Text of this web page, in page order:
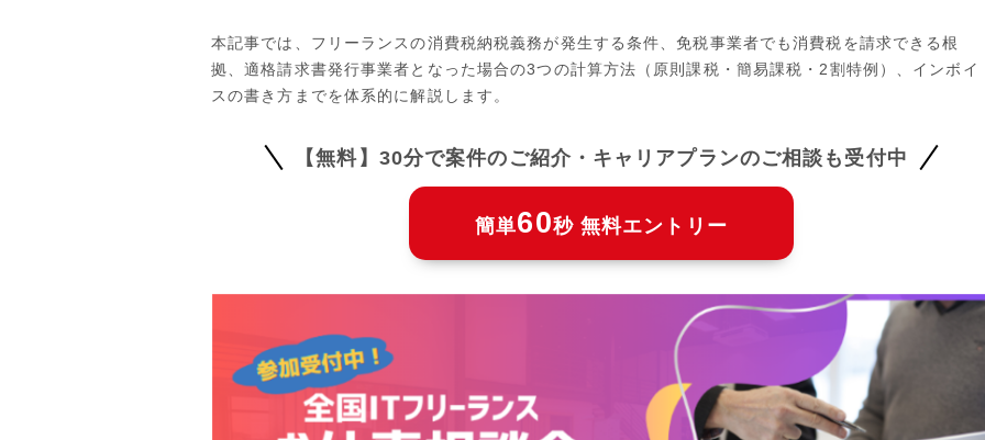
本記事では、フリーランスの消費税納税義務が発生する条件、免税事業者でも消費税を請求できる根
拠、適格請求書発行事業者となった場合の3つの計算方法（原則課税・簡易課税・2割特例）、インボイ
スの書き方までを体系的に解説します。
【無料】30分で案件のご紹介・キャリアプランのご相談も受付中
簡単60秒 無料エントリー